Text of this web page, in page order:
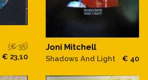
(€ 35)
€ 23,10
Joni Mitchell
Shadows And Light € 40